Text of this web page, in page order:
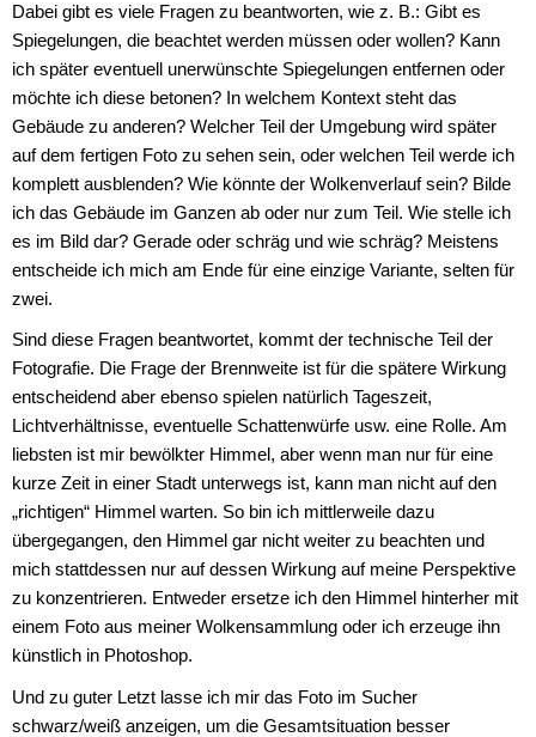
Dabei gibt es viele Fragen zu beantworten, wie z. B.: Gibt es
Spiegelungen, die beachtet werden müssen oder wollen? Kann
ich später eventuell unerwünschte Spiegelungen entfernen oder
möchte ich diese betonen? In welchem Kontext steht das
Gebäude zu anderen? Welcher Teil der Umgebung wird später
auf dem fertigen Foto zu sehen sein, oder welchen Teil werde ich
komplett ausblenden? Wie könnte der Wolkenverlauf sein? Bilde
ich das Gebäude im Ganzen ab oder nur zum Teil. Wie stelle ich
es im Bild dar? Gerade oder schräg und wie schräg? Meistens
entscheide ich mich am Ende für eine einzige Variante, selten für
zwei.
Sind diese Fragen beantwortet, kommt der technische Teil der
Fotografie. Die Frage der Brennweite ist für die spätere Wirkung
entscheidend aber ebenso spielen natürlich Tageszeit,
Lichtverhältnisse, eventuelle Schattenwürfe usw. eine Rolle. Am
liebsten ist mir bewölkter Himmel, aber wenn man nur für eine
kurze Zeit in einer Stadt unterwegs ist, kann man nicht auf den
„richtigen“ Himmel warten. So bin ich mittlerweile dazu
übergegangen, den Himmel gar nicht weiter zu beachten und
mich stattdessen nur auf dessen Wirkung auf meine Perspektive
zu konzentrieren. Entweder ersetze ich den Himmel hinterher mit
einem Foto aus meiner Wolkensammlung oder ich erzeuge ihn
künstlich in Photoshop.
Und zu guter Letzt lasse ich mir das Foto im Sucher
schwarz/weiß anzeigen, um die Gesamtsituation besser